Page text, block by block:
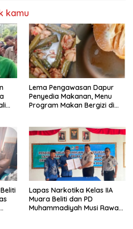
kamu
Lema Pengawasan Dapur
Penyedia Makanan, Menu
Program Makan Bergizi di
Lapas Narkotika Kelas IIA
Muara Beliti dan PD
Muhammadiyah Musi Rawas